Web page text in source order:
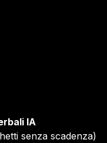
IA
senza scadenza)